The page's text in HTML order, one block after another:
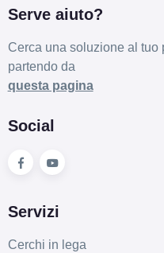
Serve aiuto?
Cerca una soluzione al tuo
partendo da
questa pagina
Social
Servizi
Cerchi in lega